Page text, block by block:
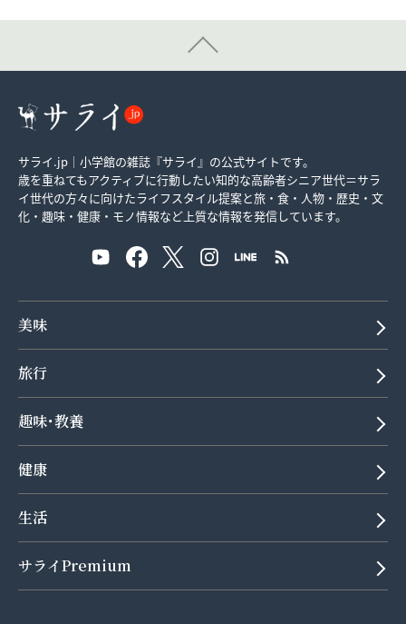
サライ.jp｜小学館の雑誌『サライ』の公式サイトです。
歳を重ねてもアクティブに行動したい知的な高齢者シニア世代＝サラ
イ世代の方々に向けたライフスタイル提案と旅・食・人物・歴史・文
化・趣味・健康・モノ情報など上質な情報を発信しています。
美味
旅行
趣味･教養
健康
生活
サライPremium